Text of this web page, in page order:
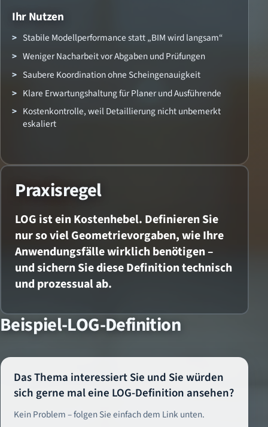
Ihr Nutzen
Stabile Modellperformance statt „BIM wird langsam“
Weniger Nacharbeit vor Abgaben und Prüfungen
Saubere Koordination ohne Scheingenauigkeit
Klare Erwartungshaltung für Planer und Ausführende
Kostenkontrolle, weil Detaillierung nicht unbemerkt
eskaliert
Praxisregel
LOG ist ein Kostenhebel. Definieren Sie
nur so viel Geometrievorgaben, wie Ihre
Anwendungsfällewirklichbenötigen –
und sichern Sie diese Definition technisch
und prozessual ab.
Beispiel-LOG-Definition
Das Thema interessiert Sie und Sie würden
sich gerne mal eine LOG-Definition ansehen?
Kein Problem – folgen Sie einfach dem Link unten.